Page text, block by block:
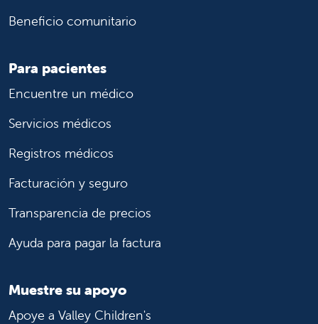
Beneficio comunitario
Para pacientes
Encuentre un médico
Servicios médicos
Registros médicos
Facturación y seguro
Transparencia de precios
Ayuda para pagar la factura
Muestre su apoyo
Apoye a Valley Children's